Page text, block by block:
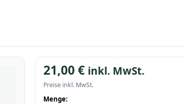
21,00 € inkl. MwSt.
Preise inkl. MwSt.
Menge: